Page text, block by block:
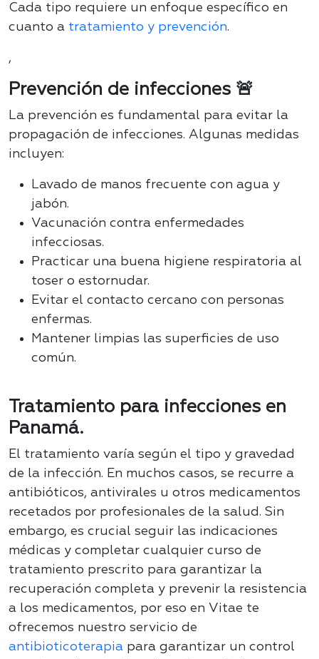
Cada tipo requiere un enfoque específico en
cuanto a tratamiento y prevención.
,
Prevención de infecciones 🚨
La prevención es fundamental para evitar la
propagación de infecciones. Algunas medidas
incluyen:
Lavado de manos frecuente con agua y
jabón.
Vacunación contra enfermedades
infecciosas.
Practicar una buena higiene respiratoria al
toser o estornudar.
Evitar el contacto cercano con personas
enfermas.
Mantener limpias las superficies de uso
común.
Tratamiento para infecciones en
Panamá.
El tratamiento varía según el tipo y gravedad
de la infección. En muchos casos, se recurre a
antibióticos, antivirales u otros medicamentos
recetados por profesionales de la salud. Sin
embargo, es crucial seguir las indicaciones
médicas y completar cualquier curso de
tratamiento prescrito para garantizar la
recuperación completa y prevenir la resistencia
a los medicamentos, por eso en Vitae te
ofrecemos nuestro servicio de
antibioticoterapia para garantizar un control